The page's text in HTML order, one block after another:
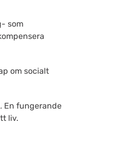
som
om socialt
En fungerande
liv.